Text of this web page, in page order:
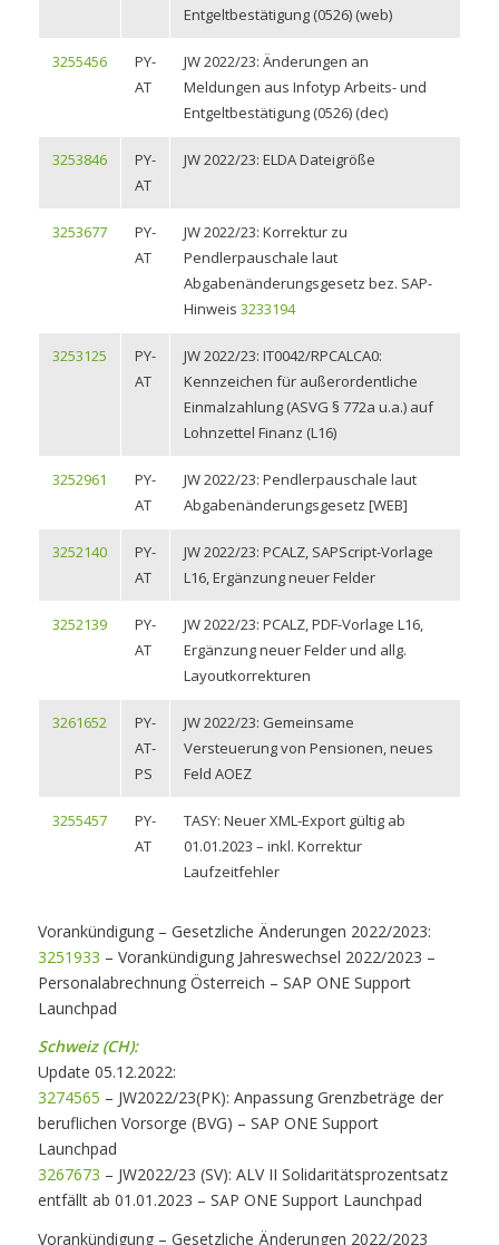
Entgeltbestätigung (0526) (web)
3255456
PY-
AT
JW 2022/23: Änderungen an
Meldungen aus Infotyp Arbeits- und
Entgeltbestätigung (0526) (dec)
3253846
PY-
AT
JW 2022/23: ELDA Dateigröße
3253677
PY-
AT
JW 2022/23: Korrektur zu
Pendlerpauschale laut
Abgabenänderungsgesetz bez. SAP-
Hinweis 3233194
3253125
PY-
AT
JW 2022/23: IT0042/RPCALCA0:
Kennzeichen für außerordentliche
Einmalzahlung (ASVG § 772a u.a.) auf
Lohnzettel Finanz (L16)
3252961
PY-
AT
JW 2022/23: Pendlerpauschale laut
Abgabenänderungsgesetz [WEB]
3252140
PY-
AT
JW 2022/23: PCALZ, SAPScript-Vorlage
L16, Ergänzung neuer Felder
3252139
PY-
AT
JW 2022/23: PCALZ, PDF-Vorlage L16,
Ergänzung neuer Felder und allg.
Layoutkorrekturen
3261652
PY-
AT-
PS
JW 2022/23: Gemeinsame
Versteuerung von Pensionen, neues
Feld AOEZ
3255457
PY-
AT
TASY: Neuer XML-Export gültig ab
01.01.2023 – inkl. Korrektur
Laufzeitfehler
Vorankündigung – Gesetzliche Änderungen 2022/2023:
3251933 – Vorankündigung Jahreswechsel 2022/2023 –
Personalabrechnung Österreich – SAP ONE Support
Launchpad
Schweiz (CH):
Update 05.12.2022:
3274565 – JW2022/23(PK): Anpassung Grenzbeträge der
beruflichen Vorsorge (BVG) – SAP ONE Support
Launchpad
3267673 – JW2022/23 (SV): ALV II Solidaritätsprozentsatz
entfällt ab 01.01.2023 – SAP ONE Support Launchpad
Vorankündigung – Gesetzliche Änderungen 2022/2023